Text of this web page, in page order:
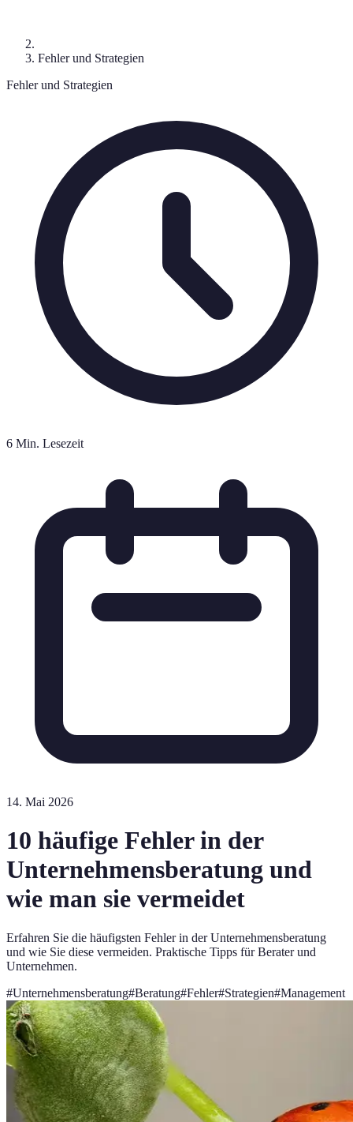
Fehler und Strategien
Fehler und Strategien
6 Min. Lesezeit
14. Mai 2026
10 häufige Fehler in der
Unternehmensberatung und
wie man sie vermeidet
Erfahren Sie die häufigsten Fehler in der Unternehmensberatung
und wie Sie diese vermeiden. Praktische Tipps für Berater und
Unternehmen.
#Unternehmensberatung#Beratung#Fehler#Strategien#Management